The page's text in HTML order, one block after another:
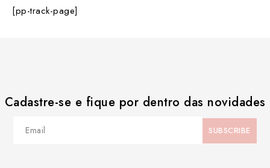
[pp-track-page]
Cadastre-se e fique por dentro das novidades